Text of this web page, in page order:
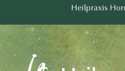
Heilpraxis
Heilpraxis